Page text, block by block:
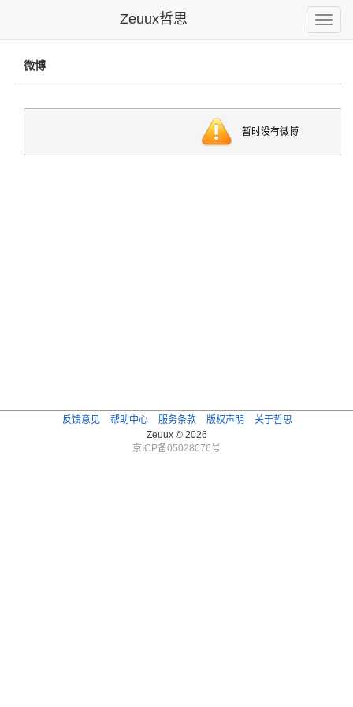
Toggle
Zeuux哲思
微博
暂时没有微博
反馈意见 帮助中心 服务条款 版权声明
关于哲思
Zeuux © 2026
京ICP备05028076号